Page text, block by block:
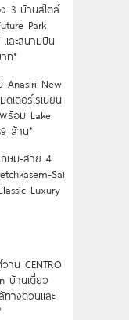
3 บ้านสไตล์
Park
ละสนามบิน
ท*
New
เตอร์เรเนียน
ร้อม Lake
ล้าน*
กษม-สาย 4
Sai
Luxury
าน CENTRO
บ้านเดี่ยว
ทางด่วนและ